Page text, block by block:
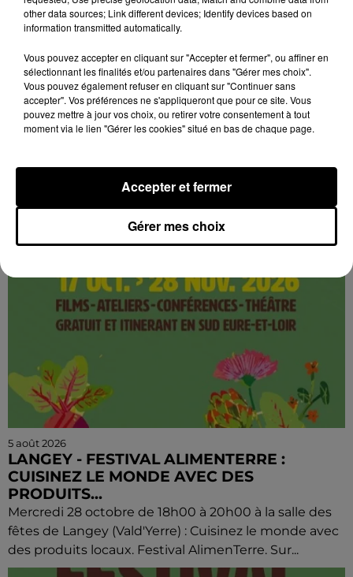
CHÂTEAUDUN - FESTIVAL ALIMENTERRE :
UNE PAUSE GOURMANDE AUX SAVEURS...
Jeudi 29 octobre et 19 novembre de 9h00 à 13h00,
sur la marché de la place du 18 octobre : Une pause
gourmande aux saveurs de Beauce ! Festival
5 août 2026
LANGEY - FESTIVAL ALIMENTERRE :
CUISINEZ LE MONDE AVEC DES
PRODUITS...
Mercredi 28 octobre de 18h00 à 20h00 à la salle des
fêtes de Langey (Vald'Yerre) : Cuisinez le monde avec
des produits locaux. Festival AlimenTerre. Sur...
other data sources; Link different devices; Identify devices based on
information transmitted automatically.
Vous pouvez accepter en cliquant sur "Accepter et fermer", ou affiner en
sélectionnant les finalités et/ou partenaires dans "Gérer mes choix".
Vous pouvez également refuser en cliquant sur "Continuer sans
accepter". Vos préférences ne s'appliqueront que pour ce site. Vous
pouvez mettre à jour vos choix, ou retirer votre consentement à tout
moment via le lien "Gérer les cookies" situé en bas de chaque page.
Gérer mes choix
Accepter et fermer